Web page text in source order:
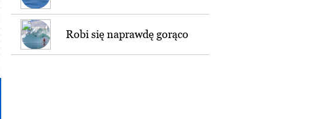
Robi się naprawdę gorąco